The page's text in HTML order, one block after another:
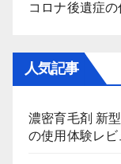
コロナ後遺症の
人気記事
濃密育毛剤 新
の使用体験レビ